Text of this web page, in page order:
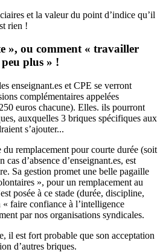
et la valeur du point d’indice qu’il
rien !
», ou comment « travailler
plus » !
enseignant.es et CPE se verront
complémentaires appelées
euros chacune). Elles. ils pourront
auxquelles 3 briques spécifiques aux
s’ajouter...
remplacement pour courte durée (soit
d’absence d’enseignant.es, est
Sa gestion promet une belle pagaille
», pour un remplacement au
posée à ce stade (durée, discipline,
« faire confiance à l’intelligence
par nos organisations syndicales.
il est fort probable que son acceptation
d’autres briques.